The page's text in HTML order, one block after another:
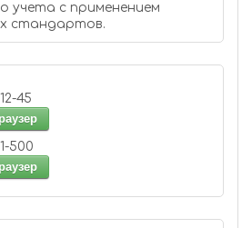
учета с применением
стандартов.
67-12-45
221-500